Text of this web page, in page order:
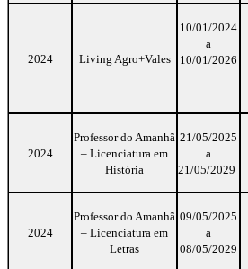
2024 Living Agro+Vales
10/01/2024
a
10/01/2026
2024
Professor do Amanhã
– Licenciatura em
História
21/05/2025
a
21/05/2029
2024
Professor do Amanhã
– Licenciatura em
Letras
09/05/2025
a
08/05/2029